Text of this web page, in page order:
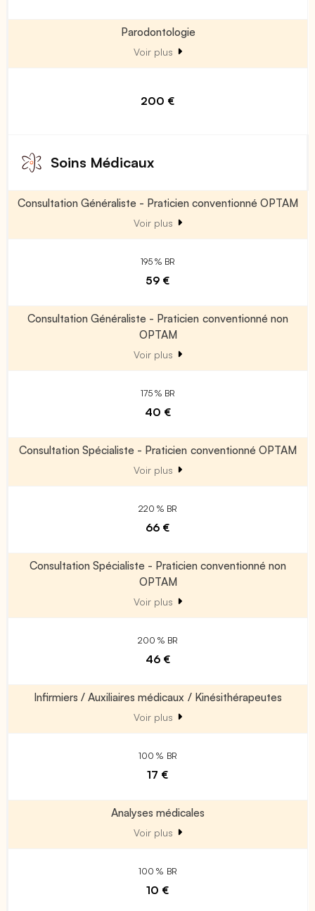
Parodontologie
Voir plus
200 €
Soins Médicaux
Consultation Généraliste - Praticien conventionné OPTAM
Voir plus
195 % BR
59 €
Consultation Généraliste - Praticien conventionné non
OPTAM
Voir plus
175 % BR
40 €
Consultation Spécialiste - Praticien conventionné OPTAM
Voir plus
220 % BR
66 €
Consultation Spécialiste - Praticien conventionné non
OPTAM
Voir plus
200 % BR
46 €
Infirmiers / Auxiliaires médicaux / Kinésithérapeutes
Voir plus
100 % BR
17 €
Analyses médicales
Voir plus
100 % BR
10 €